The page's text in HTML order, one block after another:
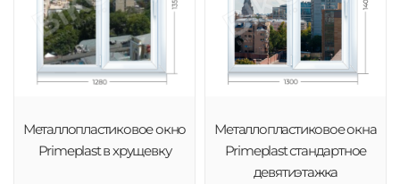
Металлопластиковое окно
Primeplast в хрущевку
Металлопластиковое окна
Primeplast стандартное
девятиэтажка